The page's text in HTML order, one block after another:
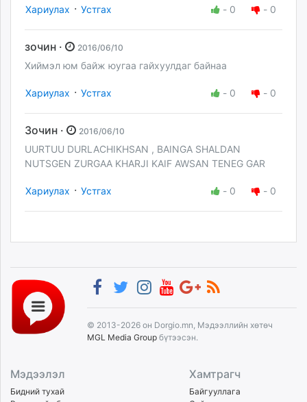
Хариулах · Устгах - 0 - 0
зочин · 2016/06/10
Хиймэл юм байж юугаа гайхуулдаг байнаа
Хариулах · Устгах - 0 - 0
Зочин · 2016/06/10
UURTUU DURLACHIKHSAN , BAINGA SHALDAN
NUTSGEN ZURGAA KHARJI KAIF AWSAN TENEG GAR
Хариулах · Устгах - 0 - 0
© 2013-2026 он Dorgio.mn, Мэдээллийн хөтөч
MGL Media Group бүтээсэн.
Мэдээлэл
Бидний тухай
Хамтрагч
Байгууллага